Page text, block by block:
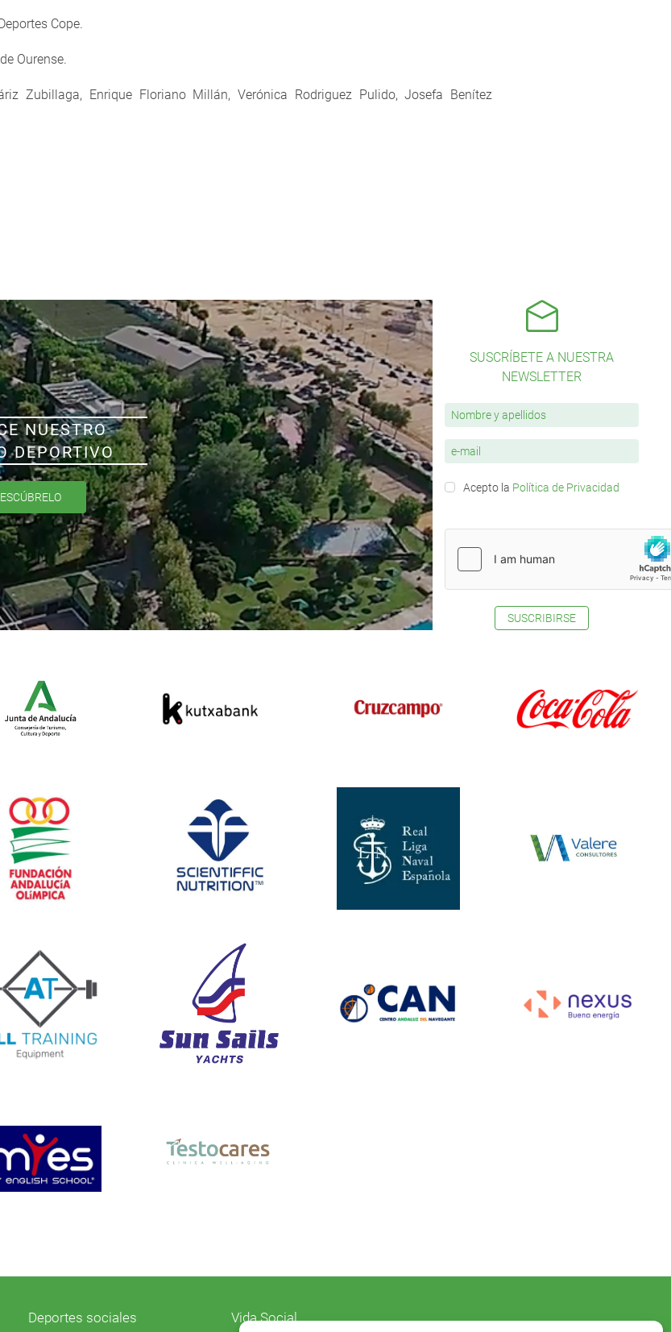
Deportes Cope.
Ourense.
Zubillaga, Enrique Floriano Millán, Verónica Rodriguez Pulido, Josefa Benítez
NUESTRO
DEPORTIVO
SUSCRÍBETE A NUESTRA
NEWSLETTER
Acepto la Política de Privacidad
SUSCRIBIRSE
Deportes sociales Vida Social